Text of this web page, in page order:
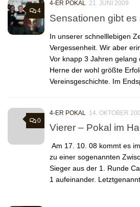
4
4-ER POKAL 21. JUNI 2009
Sensationen gibt
In unserer schnelllebigen
Vergessenheit. Wir aber
Vor knapp 3 Jahren gelang
Herne der wohl größte
Vereinsgeschichte. Im
0
4-ER POKAL 14. OKTOBER
Vierer – Pokal im
Am 17. 10. 08 kommt es
zu einer sogenannten
Sieger aus der 1. Runde
1 aufeinander.